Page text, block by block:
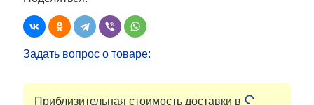
Задать вопрос о товаре:
Приблизительная стоимость доставки в